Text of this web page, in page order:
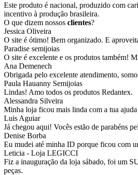
Este produto é nacional, produzido com
incentivo à produção brasileira.
O que dizem nossos clientes?
Jessica Oliveira
O site é ótimo! Bem organizado. E
Paradise semijoias
O site é excelente e os produtos também!
Ana Demenech
Obrigada pelo excelente atendimento,
Paula Hauanny Semijoias
Lindas! Amo todos os produtos Redantex.
Alessandra Silveira
Minha loja ficou mais linda com a tua
Luis Aguiar
Já chegou aqui! Vocês estão de parabéns
Denise Borba
Eu mudei até minha ID porque ficou com
Leticia - Loja LEGICCI
Fiz a inauguração da loja sábado, foi um
peças.